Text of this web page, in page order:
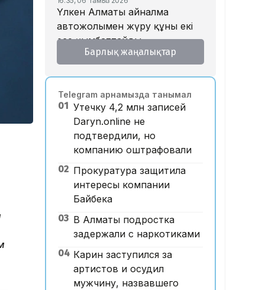
Үлкен Алматы айналма
автожолымен жүру құны екі
есе қымбаттайды
16:32, 06 Тамыз 2026
мәнін түсіндірді
16:26, 06 Тамыз 2026
«Уахабист емеспін»: Бекболат
Тілеухан діни ұстанымына
қатысты жауап берді
14:52, 06 Тамыз 2026
Қазақстанда 2 млн теңге
жалақы қай саланың
мамандарына ұсынылады?
14:05, 06 Тамыз 2026
Астанада жолаушы мінген
ұшқышсыз әуе таксиі алғаш
рет көкке көтерілді
Барлық жаңалықтар
Telegram арнамызда танымал
01 Утечку 4,2 млн записей
Daryn.online не
подтвердили, но
компанию оштрафовали
02 Прокуратура защитила
интересы компании
Байбека
03 В Алматы подростка
задержали с наркотиками
04 Карин заступился за
артистов и осудил
мужчину, назвавшего